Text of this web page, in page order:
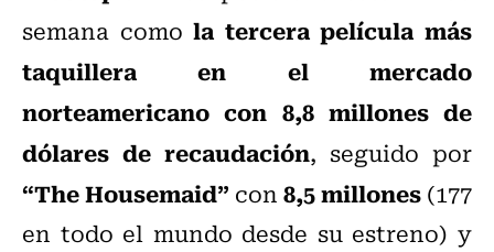
semana comola tercera película más
taquillera en el mercado
norteamericano con 8,8 millones de
dólares de recaudación, seguido por
“The Housemaid” con8,5 millones(177
en todo el mundo desde su estreno) y